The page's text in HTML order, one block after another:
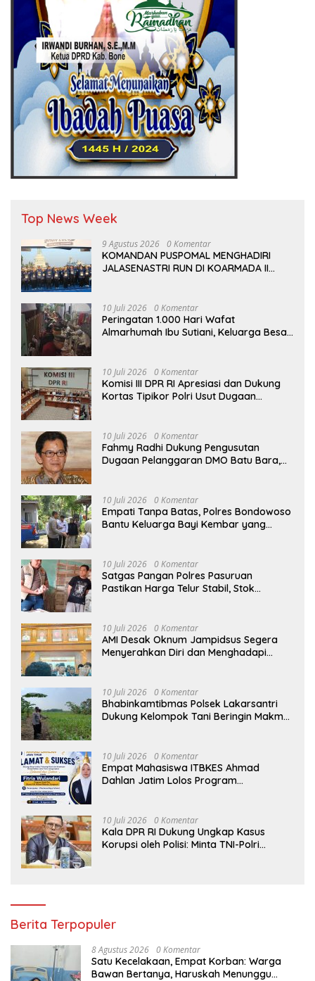
Top News Week
9 Agustus 2026 0 Komentar
KOMANDAN PUSPOMAL MENGHADIRI
JALASENASTRI RUN DI KOARMADA II
10 Juli 2026 0 Komentar
Peringatan 1.000 Hari Wafat
Almarhumah Ibu Sutiani, Keluarga Besar
10 Juli 2026 0 Komentar
Komisi III DPR RI Apresiasi dan Dukung
Kortas Tipikor Polri Usut Dugaan
10 Juli 2026 0 Komentar
Fahmy Radhi Dukung Pengusutan
Dugaan Pelanggaran DMO Batu Bara,
10 Juli 2026 0 Komentar
Empati Tanpa Batas, Polres Bondowoso
Bantu Keluarga Bayi Kembar yang
10 Juli 2026 0 Komentar
Satgas Pangan Polres Pasuruan
Pastikan Harga Telur Stabil, Stok
10 Juli 2026 0 Komentar
AMI Desak Oknum Jampidsus Segera
Menyerahkan Diri dan Menghadapi
10 Juli 2026 0 Komentar
Bhabinkamtibmas Polsek Lakarsantri
Dukung Kelompok Tani Beringin Makmur
10 Juli 2026 0 Komentar
Empat Mahasiswa ITBKES Ahmad
Dahlan Jatim Lolos Program
Global
10 Juli 2026 0 Komentar
Kala DPR RI Dukung Ungkap Kasus
Korupsi oleh Polisi: Minta TNI-Polri
Berita Terpopuler
8 Agustus 2026 0 Komentar
Satu Kecelakaan, Empat Korban: Warga
Bawan Bertanya, Haruskah Menunggu